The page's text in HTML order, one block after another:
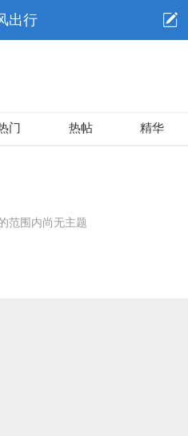
出行
门 热帖 精华
范围内尚无主题